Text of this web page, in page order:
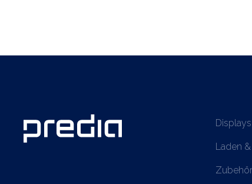
Displays
Laden
Zubehör